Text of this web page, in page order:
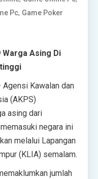
Pc, Game Poker
Warga Asing Di
Agensi Kawalan dan
(AKPS)
asing dari
negara ini
melalui Lapangan
(KLIA) semalam.
jumlah